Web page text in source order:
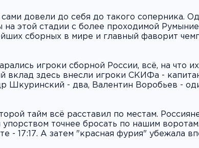
сами довели до себя до такого соперника.
на этой стадии с более проходимой
сборных в мире и главный фаворит
игроки сборной России, всё, на что
вклад здесь внесли игроки СКИФа -
Шкуринский - два, Валентин Воробьев -
тайм всё расставил по местам.
упорством точнее бросать по нашим
- 17:17. А затем "красная фурия" убежала